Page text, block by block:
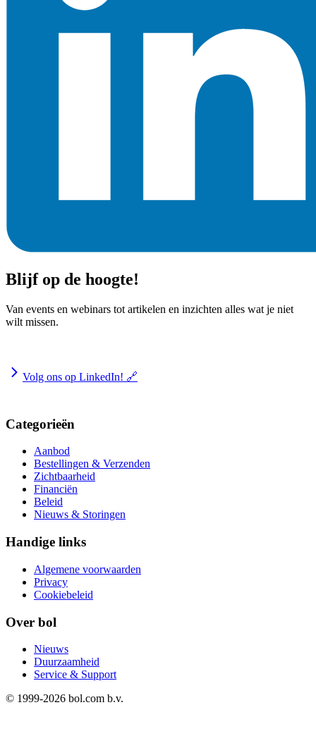
Blijf op de hoogte!
Van events en webinars tot artikelen en inzichten alles wat je niet
wilt missen.
Volg ons op LinkedIn! 🔗
Categorieën
Aanbod
Bestellingen & Verzenden
Zichtbaarheid
Financiën
Beleid
Nieuws & Storingen
Handige links
Algemene voorwaarden
Privacy
Cookiebeleid
Over bol
Nieuws
Duurzaamheid
Service & Support
© 1999-2026 bol.com b.v.